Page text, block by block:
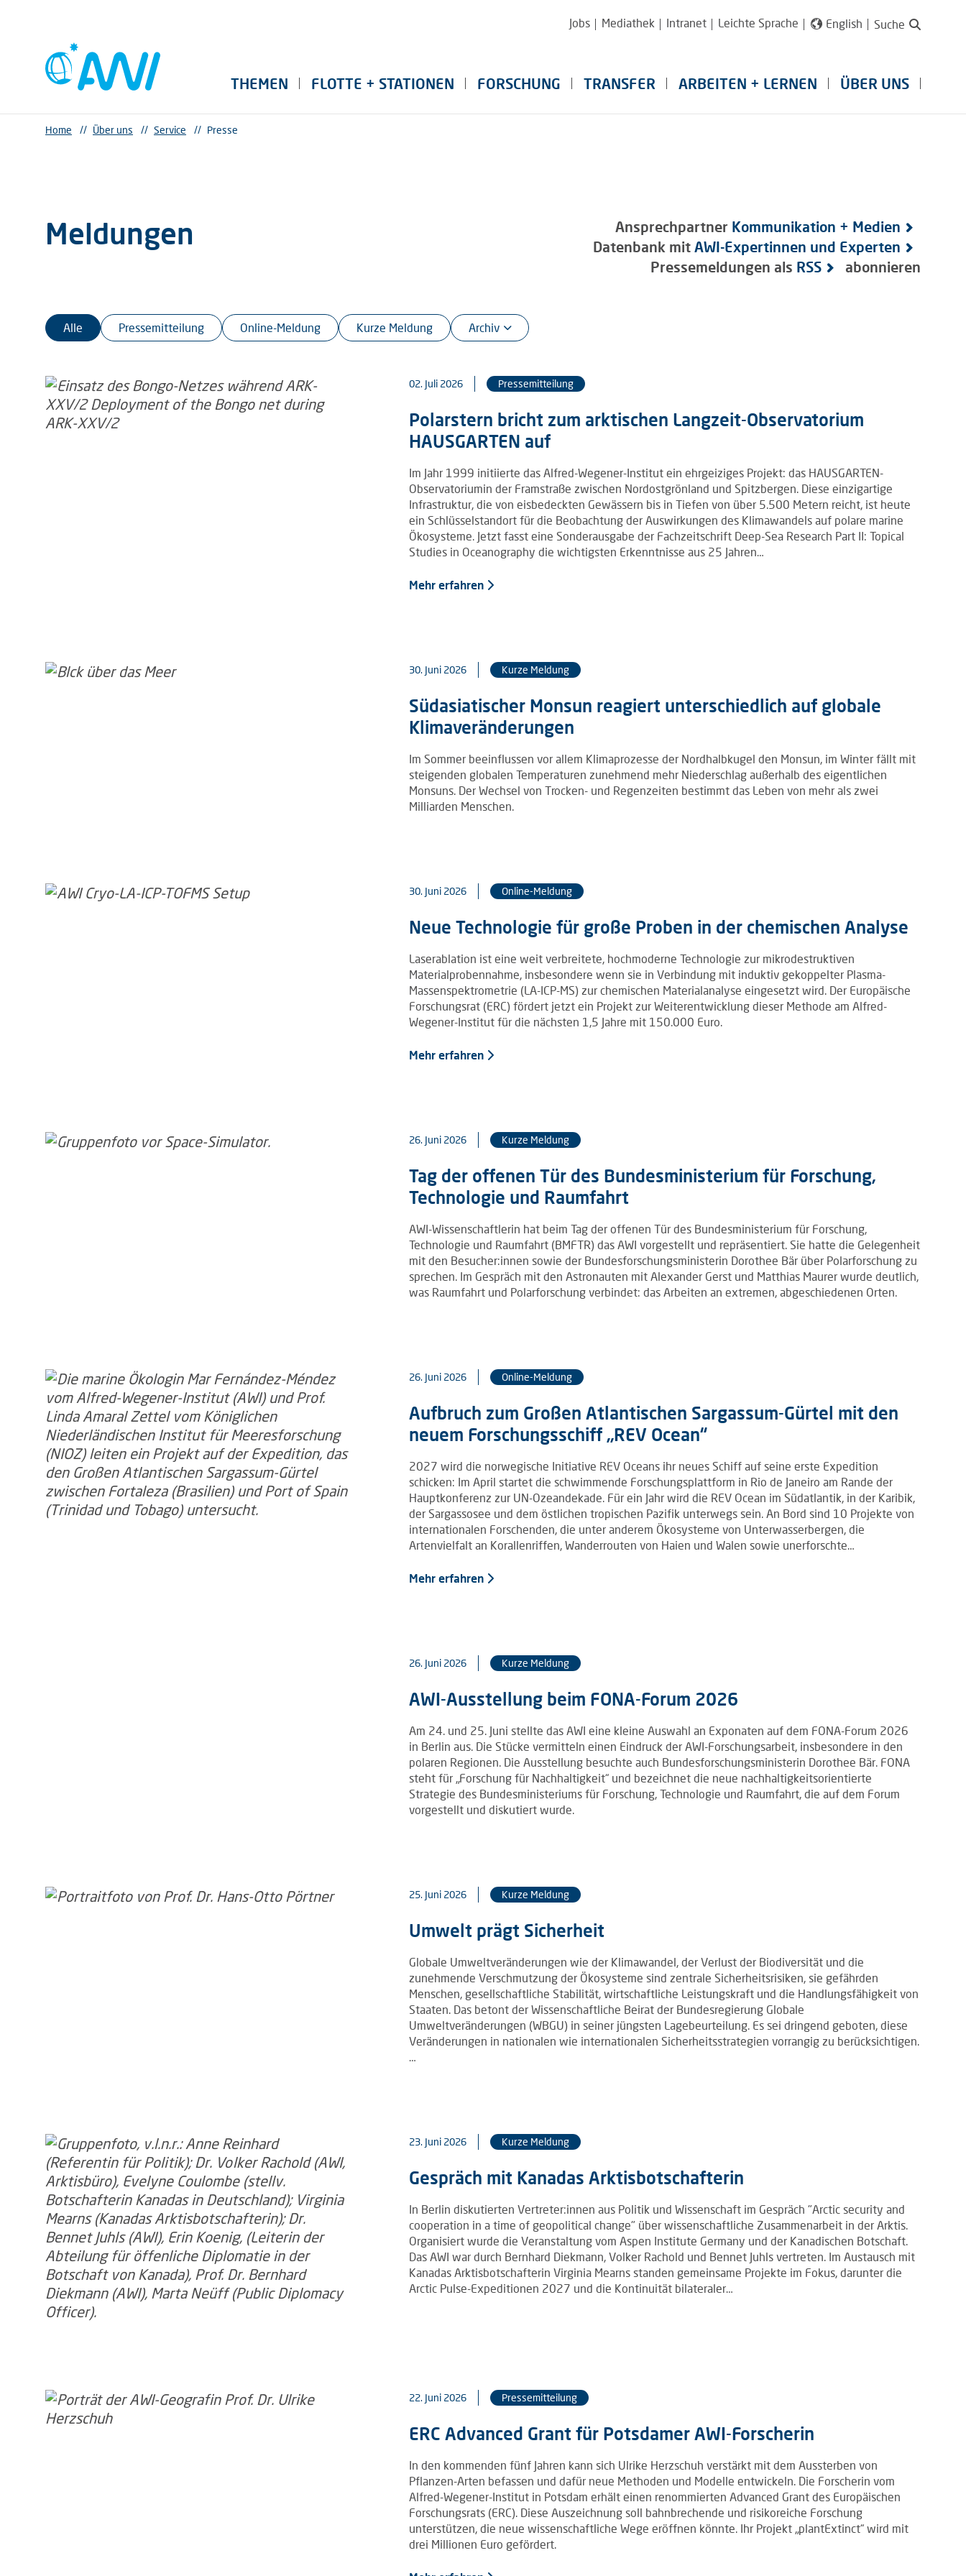
Jobs Mediathek Intranet Leichte Sprache English Suche
THEMEN FLOTTE + STATIONEN FORSCHUNG TRANSFER ARBEITEN + LERNEN ÜBER UNS
Home // Über uns // Service // Presse
Meldungen Ansprechpartner Kommunikation + Medien
Datenbank mitAWI-Expertinnen und Experten
Pressemeldungen als RSS abonnieren
Alle Pressemitteilung Online-Meldung Kurze Meldung
02. Juli 2026 Pressemitteilung
Polarstern bricht zum arktischen Langzeit-Observatorium
HAUSGARTEN auf
Im Jahr 1999 initiierte das Alfred-Wegener-Institut ein ehrgeiziges Projekt: das HAUSGARTEN-
Observatoriumin der Framstraße zwischen Nordostgrönland und Spitzbergen. Diese einzigartige
Infrastruktur, die von eisbedeckten Gewässern bis in Tiefen von über 5.500 Metern reicht, ist heute
ein Schlüsselstandort für die Beobachtung der Auswirkungen des Klimawandels auf polare marine
Ökosysteme. Jetzt fasst eine Sonderausgabe der Fachzeitschrift Deep-Sea Research Part II: Topical
Studies in Oceanography die wichtigsten Erkenntnisse aus 25 Jahren…
Mehr erfahren
30. Juni 2026 Kurze Meldung
Südasiatischer Monsun reagiert unterschiedlich auf globale
Klimaveränderungen
Im Sommer beeinflussen vor allem Klimaprozesse der Nordhalbkugel den Monsun, im Winter fällt mit
steigenden globalen Temperaturen zunehmend mehr Niederschlag außerhalb des eigentlichen
Monsuns. Der Wechsel von Trocken- und Regenzeiten bestimmt das Leben von mehr als zwei
Milliarden Menschen.
30. Juni 2026 Online-Meldung
Neue Technologie für große Proben in der chemischen Analyse
Laserablation ist eine weit verbreitete, hochmoderne Technologie zur mikrodestruktiven
Materialprobennahme, insbesondere wenn sie in Verbindung mit induktiv gekoppelter Plasma-
Massenspektrometrie (LA-ICP-MS) zur chemischen Materialanalyse eingesetzt wird. Der Europäische
Forschungsrat (ERC) fördert jetzt ein Projekt zur Weiterentwicklung dieser Methode am Alfred-
Wegener-Institut für die nächsten 1,5 Jahre mit 150.000 Euro.
Mehr erfahren
26. Juni 2026 Kurze Meldung
Tag der offenen Tür des Bundesministerium für Forschung,
Technologie und Raumfahrt
AWI-Wissenschaftlerin hat beim Tag der offenen Tür des Bundesministerium für Forschung,
Technologie und Raumfahrt (BMFTR) das AWI vorgestellt und repräsentiert. Sie hatte die Gelegenheit
mit den Besucher:innen sowie der Bundesforschungsministerin Dorothee Bär über Polarforschung zu
sprechen. Im Gespräch mit den Astronauten mit Alexander Gerst und Matthias Maurer wurde deutlich,
was Raumfahrt und Polarforschung verbindet: das Arbeiten an extremen, abgeschiedenen Orten.
26. Juni 2026 Online-Meldung
Aufbruch zum Großen Atlantischen Sargassum-Gürtel mit den
neuem Forschungsschiff „REV Ocean“
2027 wird die norwegische Initiative REV Oceans ihr neues Schiff auf seine erste Expedition
schicken: Im April startet die schwimmende Forschungsplattform in Rio de Janeiro am Rande der
Hauptkonferenz zur UN-Ozeandekade. Für ein Jahr wird die REV Ocean im Südatlantik, in der Karibik,
der Sargassosee und dem östlichen tropischen Pazifik unterwegs sein. An Bord sind 10 Projekte von
internationalen Forschenden, die unter anderem Ökosysteme von Unterwasserbergen, die
Artenvielfalt an Korallenriffen, Wanderrouten von Haien und Walen sowie unerforschte…
Mehr erfahren
26. Juni 2026 Kurze Meldung
AWI-Ausstellung beim FONA-Forum 2026
Am 24. und 25. Juni stellte das AWI eine kleine Auswahl an Exponaten auf dem FONA-Forum 2026
in Berlin aus. Die Stücke vermitteln einen Eindruck der AWI-Forschungsarbeit, insbesondere in den
polaren Regionen. Die Ausstellung besuchte auch Bundesforschungsministerin Dorothee Bär. FONA
steht für „Forschung für Nachhaltigkeit“ und bezeichnet die neue nachhaltigkeitsorientierte
Strategie des Bundesministeriums für Forschung, Technologie und Raumfahrt, die auf dem Forum
vorgestellt und diskutiert wurde.
25. Juni 2026 Kurze Meldung
Umwelt prägt Sicherheit
Globale Umweltveränderungen wie der Klimawandel, der Verlust der Biodiversität und die
zunehmende Verschmutzung der Ökosysteme sind zentrale Sicherheitsrisiken, sie gefährden
Menschen, gesellschaftliche Stabilität, wirtschaftliche Leistungskraft und die Handlungsfähigkeit von
Staaten. Das betont der Wissenschaftliche Beirat der Bundesregierung Globale
Umweltveränderungen (WBGU) in seiner jüngsten Lagebeurteilung. Es sei dringend geboten, diese
Veränderungen in nationalen wie internationalen Sicherheitsstrategien vorrangig zu berücksichtigen.
…
23. Juni 2026 Kurze Meldung
Gespräch mit Kanadas Arktisbotschafterin
In Berlin diskutierten Vertreter:innen aus Politik und Wissenschaft im Gespräch "Arctic security and
cooperation in a time of geopolitical change" über wissenschaftliche Zusammenarbeit in der Arktis.
Organisiert wurde die Veranstaltung vom Aspen Institute Germany und der Kanadischen Botschaft.
Das AWI war durch Bernhard Diekmann, Volker Rachold und Bennet Juhls vertreten. Im Austausch mit
Kanadas Arktisbotschafterin Virginia Mearns standen gemeinsame Projekte im Fokus, darunter die
Arctic Pulse-Expeditionen 2027 und die Kontinuität bilateraler…
22. Juni 2026 Pressemitteilung
ERC Advanced Grant für Potsdamer AWI-Forscherin
In den kommenden fünf Jahren kann sich Ulrike Herzschuh verstärkt mit dem Aussterben von
Pflanzen-Arten befassen und dafür neue Methoden und Modelle entwickeln. Die Forscherin vom
Alfred-Wegener-Institut in Potsdam erhält einen renommierten Advanced Grant des Europäischen
Forschungsrats (ERC). Diese Auszeichnung soll bahnbrechende und risikoreiche Forschung
unterstützen, die neue wissenschaftliche Wege eröffnen könnte. Ihr Projekt „plantExtinct“ wird mit
drei Millionen Euro gefördert.